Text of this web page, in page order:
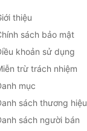
thiệu
sách bảo mật
khoản sử dụng
trừ trách nhiệm
mục
sách thương hiệu
sách người bán